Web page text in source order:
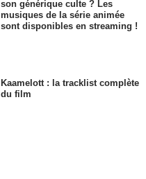
son générique culte ? Les
musiques de la série animée
sont disponibles en streaming !
Kaamelott : la tracklist complète
du film